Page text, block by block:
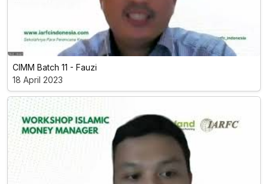
CIMM Batch 11 - Fauzi
18 April 2023